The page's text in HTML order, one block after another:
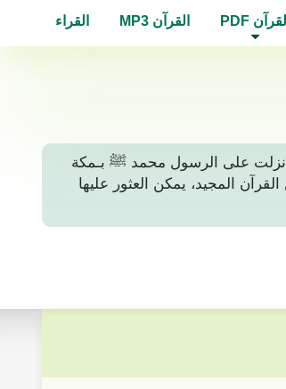
القرآن PDF القرآن MP3 القراء
أي أنها نزلت على الرسول محمد ﷺ بـمكة
من القرآن المجيد، يمكن العثور عليها